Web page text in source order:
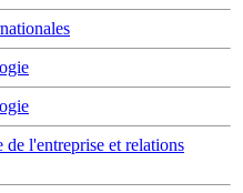
l'entreprise et relations